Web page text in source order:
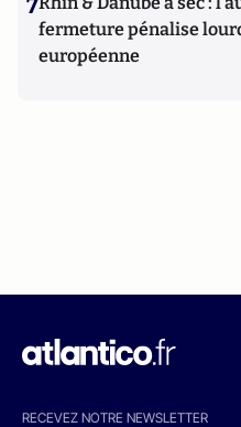
7
fermeture pénalise
européenne
RECEVEZ NOTRE NEWSLETTER